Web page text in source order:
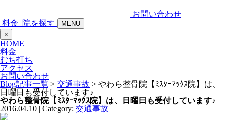
お問い合わせ
料金
院を探す
MENU
×
HOME
料金
むち打ち
アクセス
お問い合わせ
Blog記事一覧 > 交通事故 > やわら整骨院【ﾐｽﾀｰﾏｯｸｽ院】は、
日曜日も受付しています♪
やわら整骨院【ﾐｽﾀｰﾏｯｸｽ院】は、日曜日も受付しています♪
2016.04.10 | Category: 交通事故